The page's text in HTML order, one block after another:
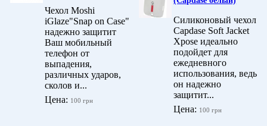
Чехол Moshi
iGlaze"Snap on Case"
надежно защитит
Ваш мобильный
телефон от
выпадения,
различных ударов,
сколов и...
Цена: 100 грн
Силиконовый чехол
Capdase Soft Jacket
Xpose идеально
подойдет для
ежедневного
использования, ведь
он надежно
защитит...
Цена: 100 грн